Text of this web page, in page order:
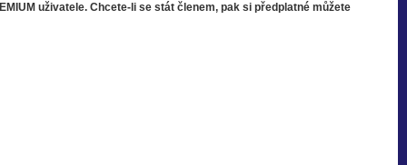
uživatele. Chcete-li se stát členem, pak si předplatné můžete